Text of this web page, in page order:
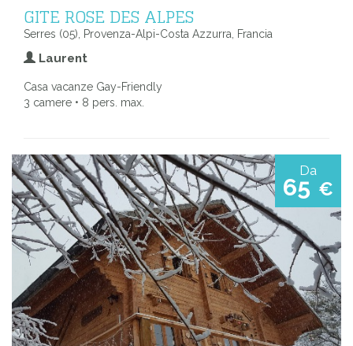
GITE ROSE DES ALPES
Serres (05), Provenza-Alpi-Costa Azzurra, Francia
Laurent
Casa vacanze Gay-Friendly
3 camere • 8 pers. max.
Da
65 €